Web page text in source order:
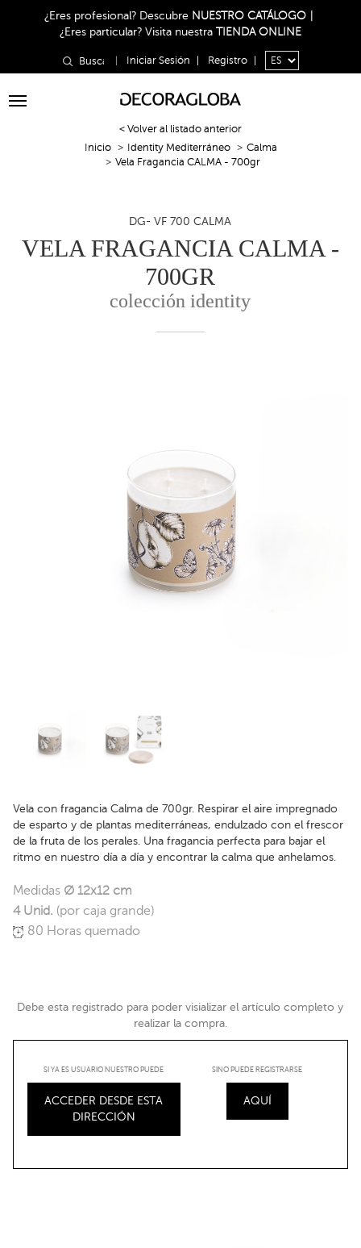
¿Eres profesional? Descubre NUESTRO CATÁLOGO
¿Eres particular? Visita nuestra TIENDA ONLINE
Iniciar Sesión Registro
Toggle
< Volver al listado anterior
Inicio
Identity Mediterráneo
Calma
Vela Fragancia CALMA - 700gr
DG- VF 700 CALMA
VELA FRAGANCIA CALMA -
700GR
colección identity
Vela con fragancia Calma de 700gr. Respirar el aire impregnado
de esparto y de plantas mediterráneas, endulzado con el frescor
de la fruta de los perales. Una fragancia perfecta para bajar el
ritmo en nuestro día a día y encontrar la calma que anhelamos.
Medidas Ø 12x12 cm
4 Unid. (por caja grande)
80 Horas quemado
Debe esta registrado para poder visializar el artículo completo y
realizar la compra.
SI YA ES USUARIO NUESTRO PUEDE
ACCEDER DESDE ESTA
DIRECCIÓN
SINO PUEDE REGISTRARSE
AQUÍ